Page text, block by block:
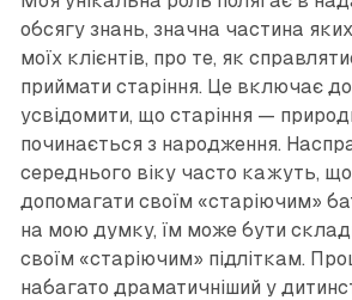
обсягу знань, значна частина
моїх клієнтів, про те, як
приймати старіння. Це включає
усвідомити, що старіння —
починається з народження.
середнього віку часто кажуть,
допомагати своїм «старіючим»
на мою думку, їм може бути
своїм «старіючим» підліткам.
набагато драматичніший у